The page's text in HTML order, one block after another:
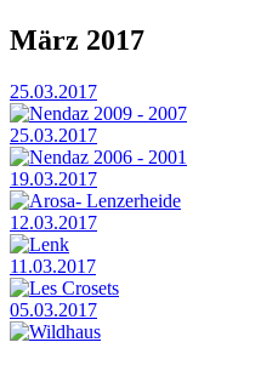
März 2017
25.03.2017
Nendaz 2009 - 2007
25.03.2017
Nendaz 2006 - 2001
19.03.2017
Arosa- Lenzerheide
12.03.2017
Lenk
11.03.2017
Les Crosets
05.03.2017
Wildhaus